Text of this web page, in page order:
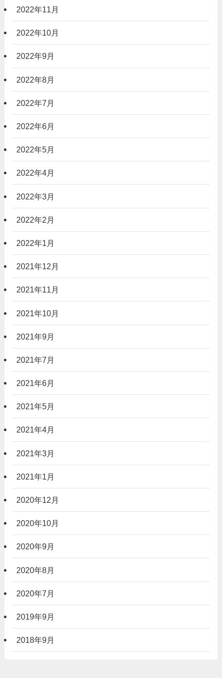
2022年11月
2022年10月
2022年9月
2022年8月
2022年7月
2022年6月
2022年5月
2022年4月
2022年3月
2022年2月
2022年1月
2021年12月
2021年11月
2021年10月
2021年9月
2021年7月
2021年6月
2021年5月
2021年4月
2021年3月
2021年1月
2020年12月
2020年10月
2020年9月
2020年8月
2020年7月
2019年9月
2018年9月